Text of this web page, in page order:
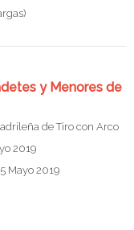
y Menores de
de Tiro con Arco
2019
Mayo 2019